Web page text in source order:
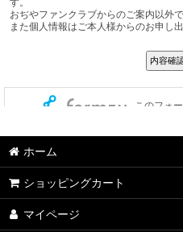
ホーム
ショッピングカート
マイページ